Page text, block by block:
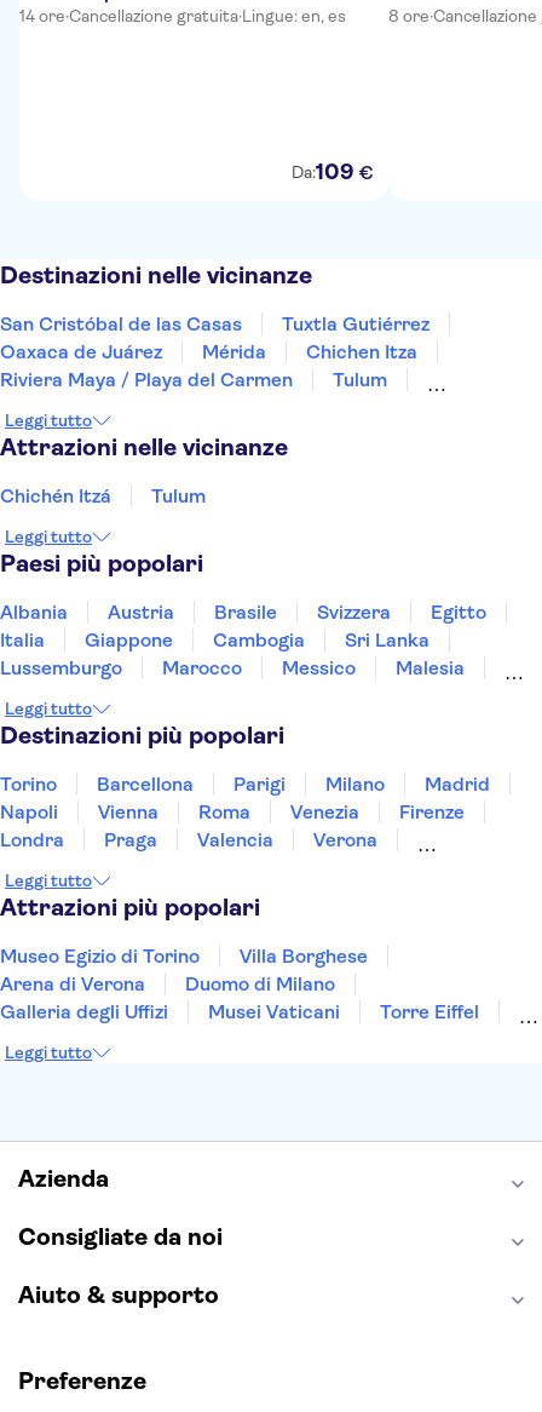
14 ore·Cancellazione gratuita·Lingue: en, es
Da:109 €
8 ore·
Destinazioni nelle vicinanze
San Cristóbal de las Casas
Tuxtla Gutiérrez
Oaxaca de Juárez
Mérida
Chichen Itza
Riviera Maya / Playa del Carmen
Tulum
Guadalajara
Puerto Vallarta
Leggi tutto
Attrazioni nelle vicinanze
Chichén Itzá Tulum
Leggi tutto
Paesi più popolari
Albania Austria Brasile Svizzera
Egitto
Italia
Giappone Cambogia
Sri Lanka
Lussemburgo
Marocco Messico
Malesia
Tunisia
Turchia Vietnam
Leggi tutto
Destinazioni più popolari
Torino Barcellona Parigi Milano
Madrid
Napoli
Vienna Roma Venezia
Firenze
Londra
Praga Valencia
Verona
Genova
Palermo
Leggi tutto
Attrazioni più popolari
Museo Egizio di Torino
Villa Borghese
Arena di Verona
Duomo di Milano
Galleria degli Uffizi
Musei Vaticani
Torre Eiffel
Reggia di Caserta
Leggi tutto
Azienda
Consigliate da noi
Aiuto & supporto
Preferenze